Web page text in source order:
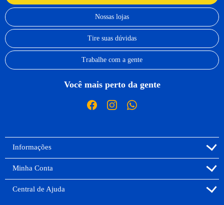
Nossas lojas
Tire suas dúvidas
Trabalhe com a gente
Você mais perto da gente
Informações
Minha Conta
Central de Ajuda